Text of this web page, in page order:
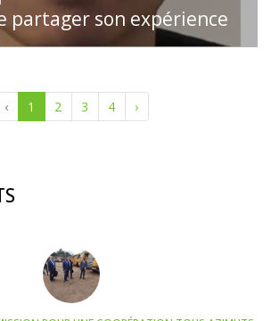
partager son expérience
‹ 1 2 3 4 ›